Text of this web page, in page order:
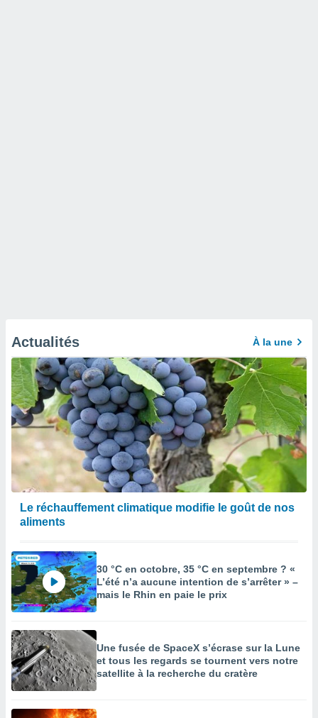
Actualités À la une
Le réchauffement climatique modifie le goût de nos
aliments
30 °C en octobre, 35 °C en septembre ? «
L’été n’a aucune intention de s’arrêter » –
mais le Rhin en paie le prix
Une fusée de SpaceX s’écrase sur la Lune
et tous les regards se tournent vers notre
satellite à la recherche du cratère